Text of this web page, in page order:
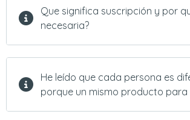
Que significa suscripción y por
necesaria?
He leído que cada persona es
porque un mismo producto para